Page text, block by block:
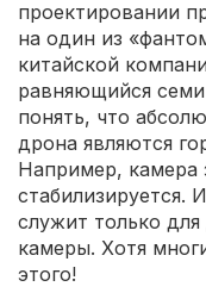
проектировании
на один из
китайской
равняющийся семи
понять, что
дрона являются
Например, камера
стабилизируется.
служит только
камеры. Хотя
этого!